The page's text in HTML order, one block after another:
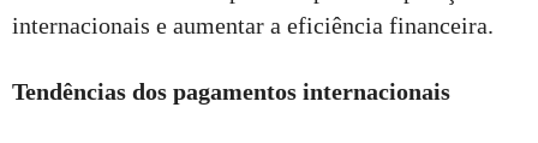
internacionais e aumentar a eficiência financeira.
Tendências dos pagamentos internacionais